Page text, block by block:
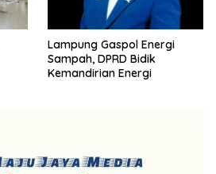
Lampung Gaspol Energi
Sampah, DPRD Bidik
Kemandirian Energi